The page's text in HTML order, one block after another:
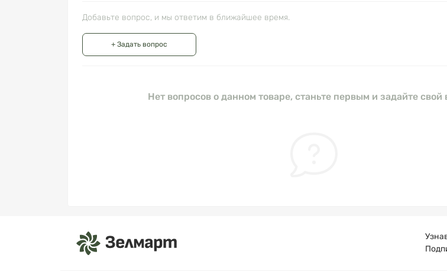
Добавьте вопрос, и мы ответим в ближайшее время.
+ Задать вопрос
Нет вопросов о данном товаре, станьте первым и задайте свой